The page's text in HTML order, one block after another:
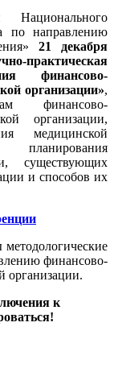
по направлению
21 декабря
практическая
финансово-
организации»,
финансово-
организации,
медицинской
существующих
и способов их
финансово-
организации.
к